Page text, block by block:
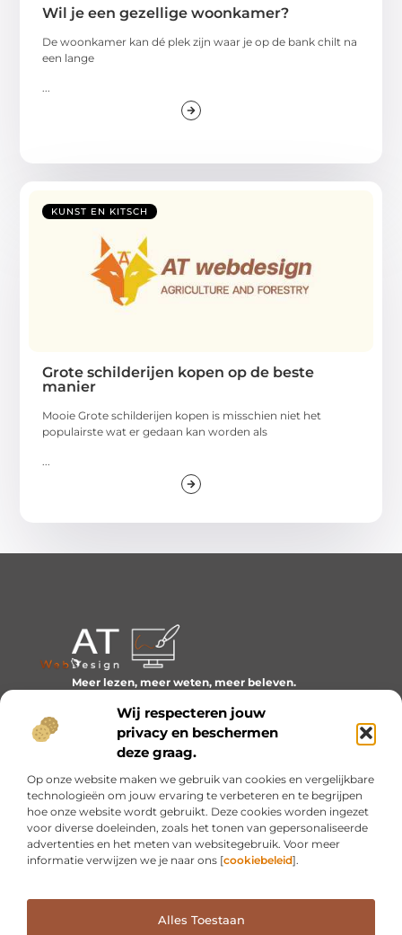
Wij respecteren jouw
privacy en beschermen
deze graag.
Op onze website maken we gebruik van cookies en vergelijkbare
technologieën om jouw ervaring te verbeteren en te begrijpen
hoe onze website wordt gebruikt. Deze cookies worden ingezet
voor diverse doeleinden, zoals het tonen van gepersonaliseerde
advertenties en het meten van websitegebruik. Voor meer
informatie verwijzen we je naar ons [cookiebeleid].
Alles Toestaan
Wil je een gezellige woonkamer?
De woonkamer kan dé plek zijn waar je op de bank chilt na
een lange
KUNST EN KITSCH
Grote schilderijen kopen op de beste
manier
Mooie Grote schilderijen kopen is misschien niet het
populairste wat er gedaan kan worden als
Meer lezen, meer weten, meer beleven.
het dagelijks leven boeiend maakt.
Bericht categorie
Onze informatie